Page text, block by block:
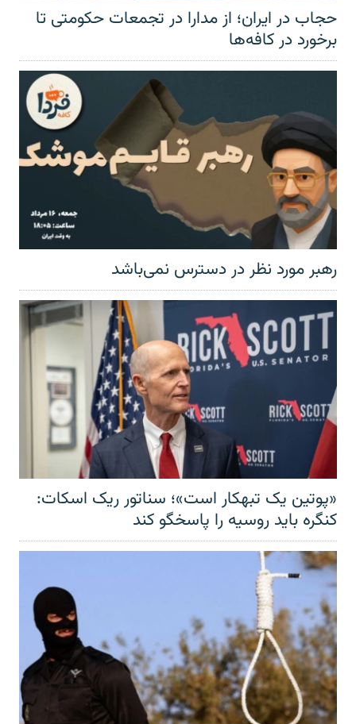
حجاب در ایران؛ از مدارا در تجمعات حکومتی تا
برخورد در کافه‌ها
رهبر مورد نظر در دسترس نمی‌باشد
«پوتین یک تبهکار است»؛ سناتور ریک اسکات:
کنگره باید روسیه را پاسخگو کند